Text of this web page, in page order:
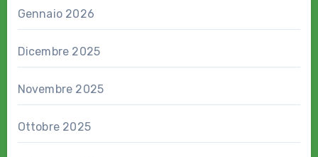
Gennaio 2026
Dicembre 2025
Novembre 2025
Ottobre 2025